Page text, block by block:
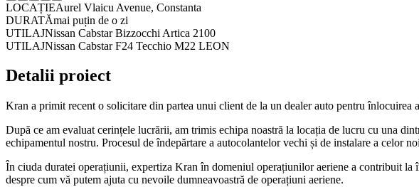
LOCAȚIEAurel Vlaicu Avenue, Constanta
DURATĂmai puțin de o zi
UTILAJNissan Cabstar Bizzocchi Artica 2100
UTILAJNissan Cabstar F24 Tecchio M22 LEON
Detalii proiect
Kran a primit recent o solicitare din partea unui client de la un dealer auto pentru înlocuirea
După ce am evaluat cerințele lucrării, am trimis echipa noastră la locația de lucru cu una
echipamentul nostru. Procesul de îndepărtare a autocolantelor vechi și de instalare a celor
În ciuda duratei operațiunii, expertiza Kran în domeniul operațiunilor aeriene a contribuit
despre cum vă putem ajuta cu nevoile dumneavoastră de operațiuni aeriene.